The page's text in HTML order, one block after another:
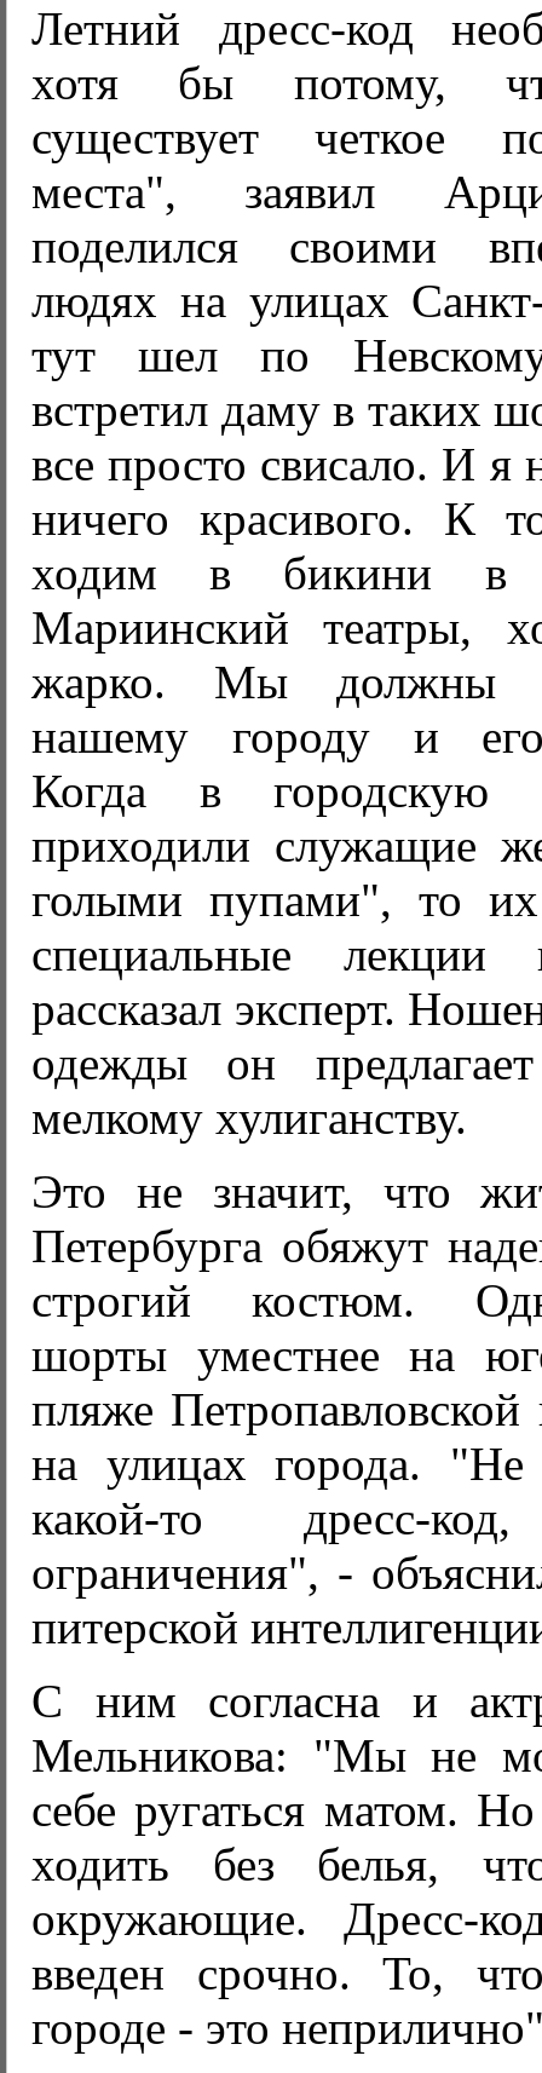
Летний дресс-код
хотя бы потому,
существует четкое
места", заявил
поделился своими
людях на улицах
тут шел по
встретил даму в таких
все просто свисало. И я
ничего красивого. К
ходим в бикини в
Мариинский театры,
жарко. Мы должны
нашему городу и его
Когда в городскую
приходили служащие
голыми пупами", то их
специальные лекции
рассказал эксперт.
одежды он
мелкому хулиганству.
Это не значит, что
Петербурга обяжут
строгий костюм.
шорты уместнее на
пляже
на улицах города. "Не
какой-то дресс-
ограничения", -
питерской
С ним согласна и
Мельникова: "Мы не
себе ругаться матом.
ходить без белья,
окружающие. Дресс-
введен срочно. То,
городе - это